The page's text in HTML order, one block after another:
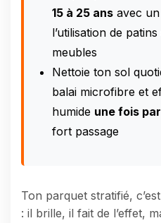
15 à 25 ans avec
l’utilisation de
meubles
Nettoie ton sol
balai microfibre et
humide une fois
fort passage
Ton parquet stratifié,
: il brille, il fait de l’effet,